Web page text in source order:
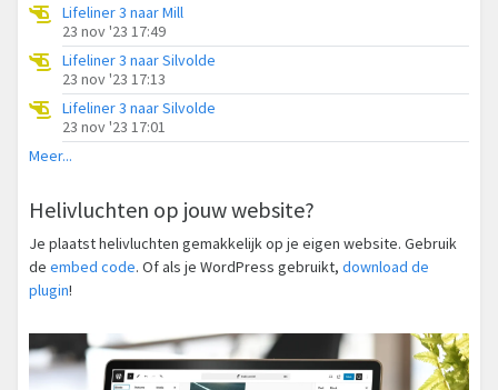
Lifeliner 3 naar Mill
23 nov '23 17:49
Lifeliner 3 naar Silvolde
23 nov '23 17:13
Lifeliner 3 naar Silvolde
23 nov '23 17:01
Meer...
Helivluchten op jouw website?
Je plaatst helivluchten gemakkelijk op je eigen website. Gebruik
de embed code. Of als je WordPress gebruikt, download de
plugin!